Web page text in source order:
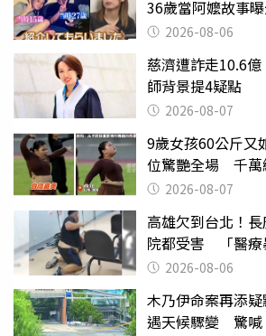
36歲當阿嬤故事
2026-08-06
慈濟遭詐走10.6
師背景提4疑點
2026-08-07
9歲女孩60公斤又
位驚艷全場 千萬
2026-08-07
高雄欠到台北！
院都受害 「醫療
曝光2026-08-06
木乃伊命案再添
遇天候驟變 驚喊